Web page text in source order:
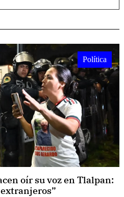
Política
oír su voz en Tlalpan: